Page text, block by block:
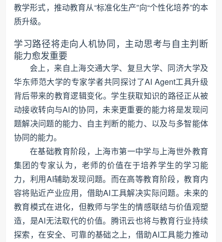
教学形式，推动教育从“标准化生产”向“个性化培养”的本
质升级。
学习路径将走向人机协同，主动思考与自主判断
能力愈发重要
会上，来自上海交通大学、复旦大学、同济大学及
华东师范大学的专家学者共同探讨了AI Agent工具升级
背后带来的教育逻辑变化。学生获取知识的路径正从被
动接收转向与AI的协同，未来更重要的能力将是发现问
题解决问题的能力、自主判断的能力、以及与多智能体
协同的能力。
在基础教育阶段，上海市第一中学与上海世外教育
集团的专家认为，老师的价值在于培养学生的学习能
力，利用AI辅助发现问题。而在高等教育阶段，教育内
容将贴近产业应用，借助AI工具解决实际问题。未来的
教育模式在进化，但教师与学生的情感联结与价值观塑
造，是AI无法取代的价值。腾讯云也将与教育行业持续
探索，在安全、可靠的基础之上，借助AI工具能力推动